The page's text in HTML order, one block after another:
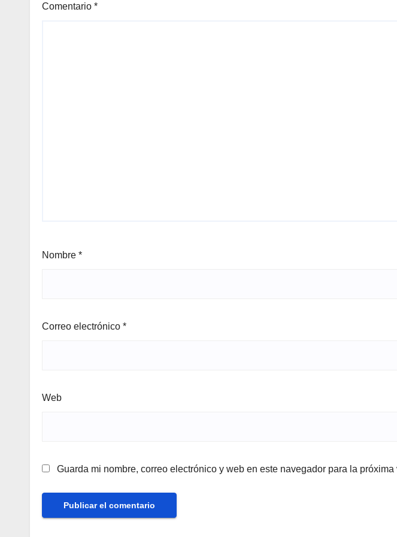
Comentario *
Nombre *
Correo electrónico *
Web
Guarda mi nombre, correo electrónico y web en este navegador para la próxima